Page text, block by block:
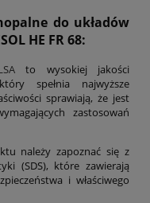
do układów
HE FR 68:
to wysokiej jakości
spełnia najwyższe
sprawiają, że jest
zastosowań
należy zapoznać się z
(SDS), które zawierają
i właściwego